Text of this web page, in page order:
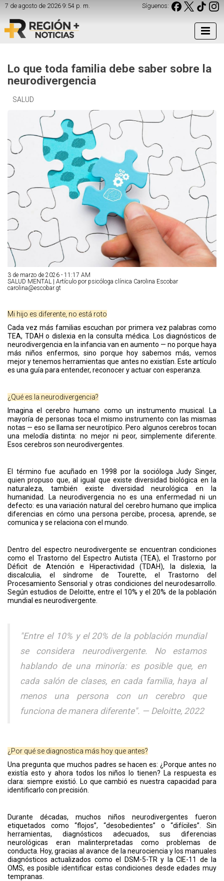
7 de agosto de 2026 9:54 p. m. Síguenos:
Lo que toda familia debe saber sobre la
neurodivergencia
SALUD
3 de marzo de 2026 - 11:17 AM
SALUD MENTAL | Artículo por psicóloga clínica Carolina Escobar
carolina@escobar.gt
Mi hijo es diferente, no está roto
Cada vez más familias escuchan por primera vez palabras como
TEA, TDAH o dislexia en la consulta médica. Los diagnósticos de
neurodivergencia en la infancia van en aumento — no porque haya
más niños enfermos, sino porque hoy sabemos más, vemos
mejor y tenemos herramientas que antes no existían. Este artículo
es una guía para entender, reconocer y actuar con esperanza.
¿Qué es la neurodivergencia?
Imagina el cerebro humano como un instrumento musical. La
mayoría de personas toca el mismo instrumento con las mismas
notas — eso se llama ser neurotípico. Pero algunos cerebros tocan
una melodía distinta: no mejor ni peor, simplemente diferente.
Esos cerebros son neurodivergentes.
El término fue acuñado en 1998 por la socióloga Judy Singer,
quien propuso que, al igual que existe diversidad biológica en la
naturaleza, también existe diversidad neurológica en la
humanidad. La neurodivergencia no es una enfermedad ni un
defecto: es una variación natural del cerebro humano que implica
diferencias en cómo una persona percibe, procesa, aprende, se
comunica y se relaciona con el mundo.
Dentro del espectro neurodivergente se encuentran condiciones
como el Trastorno del Espectro Autista (TEA), el Trastorno por
Déficit de Atención e Hiperactividad (TDAH), la dislexia, la
discalculia, el síndrome de Tourette, el Trastorno del
Procesamiento Sensorial y otras condiciones del neurodesarrollo.
Según estudios de Deloitte, entre el 10% y el 20% de la población
mundial es neurodivergente.
"Entre el 10% y el 20% de la población mundial
se considera neurodivergente. No estamos
hablando de una minoría: es posible que, en
cada salón de clases, en cada familia, haya al
menos una persona con un cerebro que
funciona de manera diferente". — Deloitte, 2022
¿Por qué se diagnostica más hoy que antes?
Una pregunta que muchos padres se hacen es: ¿Porque antes no
existía esto y ahora todos los niños lo tienen? La respuesta es
clara: siempre existió. Lo que cambió es nuestra capacidad para
identificarlo con precisión.
Durante décadas, muchos niños neurodivergentes fueron
etiquetados como “flojos”, “desobedientes” o “difíciles”. Sin
herramientas, diagnósticos adecuados, sus diferencias
neurológicas eran malinterpretadas como problemas de
conducta. Hoy, gracias al avance de la neurociencia y los manuales
diagnósticos actualizados como el DSM-5-TR y la CIE-11 de la
OMS, es posible identificar estas condiciones desde edades muy
tempranas.